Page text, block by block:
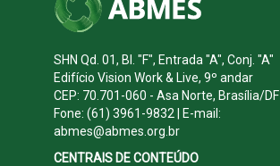
SHN Qd. 01, Bl. "F", Entrada "A", Conj. "A"
Edifício Vision Work & Live, 9º andar
CEP: 70.701-060 - Asa Norte, Brasília/DF
Fone: (61) 3961-9832 | E-mail:
abmes@abmes.org.br
CENTRAIS DE CONTEÚDO